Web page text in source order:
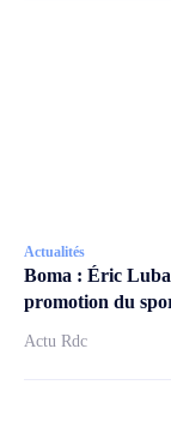
Actualités
Boma : Éric
promotion du
Actu Rdc